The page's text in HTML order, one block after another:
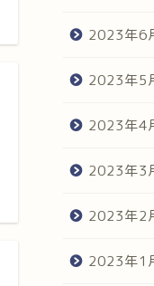
2023年6
2023年5
2023年4
2023年3
2023年2
2023年1